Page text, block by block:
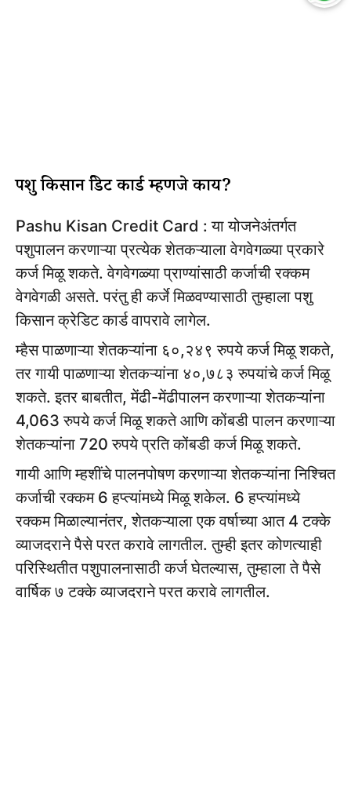
पशु किसान क्रेडिट कार्ड म्हणजे काय?
Pashu Kisan Credit Card : या योजनेअंतर्गत
पशुपालन करणाऱ्या प्रत्येक शेतकऱ्याला वेगवेगळ्या प्रकारे
कर्ज मिळू शकते. वेगवेगळ्या प्राण्यांसाठी कर्जाची रक्कम
वेगवेगळी असते. परंतु ही कर्जे मिळवण्यासाठी तुम्हाला पशु
किसान क्रेडिट कार्ड वापरावे लागेल.
म्हैस पाळणाऱ्या शेतकऱ्यांना ६०,२४९ रुपये कर्ज मिळू शकते,
तर गायी पाळणाऱ्या शेतकऱ्यांना ४०,७८३ रुपयांचे कर्ज मिळू
शकते. इतर बाबतीत, मेंढी-मेंढीपालन करणाऱ्या शेतकऱ्यांना
4,063 रुपये कर्ज मिळू शकते आणि कोंबडी पालन करणाऱ्या
शेतकऱ्यांना 720 रुपये प्रति कोंबडी कर्ज मिळू शकते.
गायी आणि म्हशींचे पालनपोषण करणाऱ्या शेतकऱ्यांना निश्चित
कर्जाची रक्कम 6 हप्त्यांमध्ये मिळू शकेल. 6 हप्त्यांमध्ये
रक्कम मिळाल्यानंतर, शेतकऱ्याला एक वर्षाच्या आत 4 टक्के
व्याजदराने पैसे परत करावे लागतील. तुम्ही इतर कोणत्याही
परिस्थितीत पशुपालनासाठी कर्ज घेतल्यास, तुम्हाला ते पैसे
वार्षिक ७ टक्के व्याजदराने परत करावे लागतील.